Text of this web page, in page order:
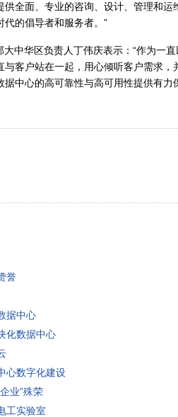
全面、专业的咨询、设计、管理和运
的倡导者和服务者。”
华区负责人丁伟庆表示：“作为一直
客户站在一起，用心倾听客户需求，
中心的高可靠性与高可用性提供有力
誉
据中心
化数据中心
心数字化建设
业”殊荣
工实验室